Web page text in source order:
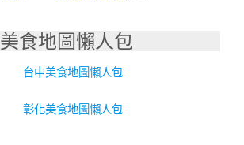
美食地圖懶人包